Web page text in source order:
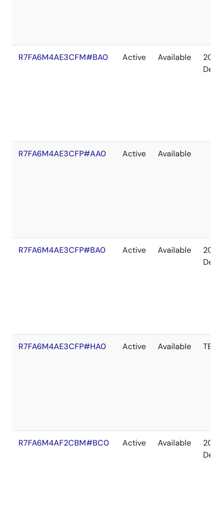
R7FA6M4AE3CFM#BA0 Active Available
2041
Dec
R7FA6M4AE3CFP#AA0 Active Available
R7FA6M4AE3CFP#BA0 Active Available
2041
Dec
R7FA6M4AE3CFP#HA0 Active Available TBD
R7FA6M4AF2CBM#BC0 Active Available
2036
Dec